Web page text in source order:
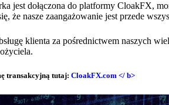
jest dołączona do platformy CloakFX,
że nasze zaangażowanie jest przede
klienta za pośrednictwem naszych
transakcyjną tutaj: CloakFX.com </ b>